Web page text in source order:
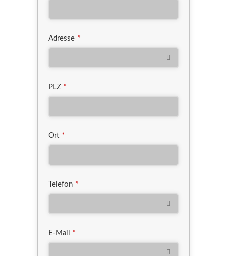
Adresse *
PLZ *
Ort *
Telefon *
E-Mail *